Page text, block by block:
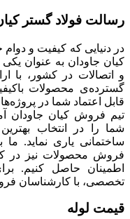
رسالت فولاد گستر
در دنیایی که کیفیت و
کیان جاودان به عنوان
و اتصالات در کشور، با
گسترده‌‌ی محصولات
قابل اعتماد شما در
تیم فروش کیان جاودان
شما را در انتخاب
ساختمانی یاری نماید.
فروش محصولات نیز در
اطمینان حاصل کنیم.
تخصصی، با کارشناسان
قیمت لوله